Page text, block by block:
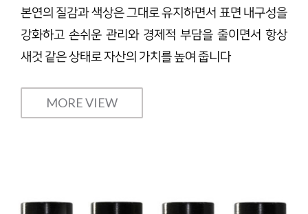
본연의 질감과 색상은 그대로 유지하면서 표면 내구성을
강화하고 손쉬운 관리와 경제적 부담을 줄이면서 항상
새것 같은 상태로 자산의 가치를 높여 줍니다
MORE VIEW